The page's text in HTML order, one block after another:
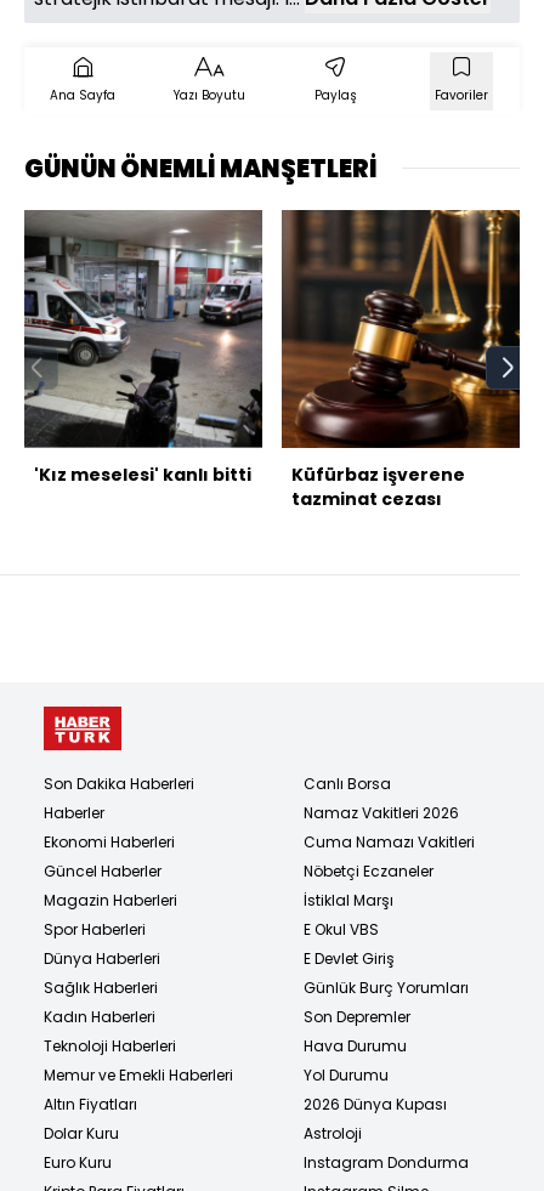
Ana Sayfa Yazı Boyutu Paylaş Favoriler
GÜNÜN ÖNEMLİ MANŞETLERİ
'Kız meselesi' kanlı bitti
Küfürbaz işverene
tazminat cezası
Son Dakika Haberleri
Haberler
Ekonomi Haberleri
Güncel Haberler
Magazin Haberleri
Spor Haberleri
Dünya Haberleri
Sağlık Haberleri
Kadın Haberleri
Teknoloji Haberleri
Memur ve Emekli Haberleri
Altın Fiyatları
Dolar Kuru
Euro Kuru
Canlı Borsa
Namaz Vakitleri 2026
Cuma Namazı Vakitleri
Nöbetçi Eczaneler
İstiklal Marşı
E Okul VBS
E Devlet Giriş
Günlük Burç Yorumları
Son Depremler
Hava Durumu
Yol Durumu
2026 Dünya Kupası
Astroloji
Instagram Dondurma